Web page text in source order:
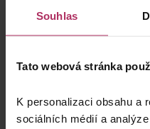
Souhlas
Tato webová stránka
K personalizaci obsahu a
sociálních médií a